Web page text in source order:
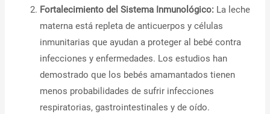
Fortalecimiento del Sistema Inmunológico: La leche
materna está repleta de anticuerpos y células
inmunitarias que ayudan a proteger al bebé contra
infecciones y enfermedades. Los estudios han
demostrado que los bebés amamantados tienen
menos probabilidades de sufrir infecciones
respiratorias, gastrointestinales y de oído.